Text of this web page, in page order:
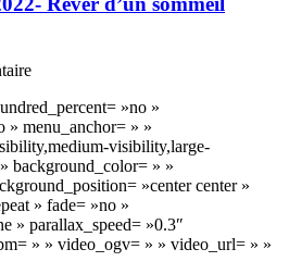
»no »
» menu_anchor= » »
visibility,large-
background_color= » »
»center center »
» fade= »no »
» parallax_speed= »0.3″
» » video_ogv= » » video_url= » »